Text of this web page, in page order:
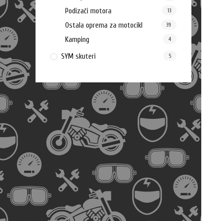
Podizači motora 13
Ostala oprema za motocikl 39
Kamping 4
SYM skuteri 5